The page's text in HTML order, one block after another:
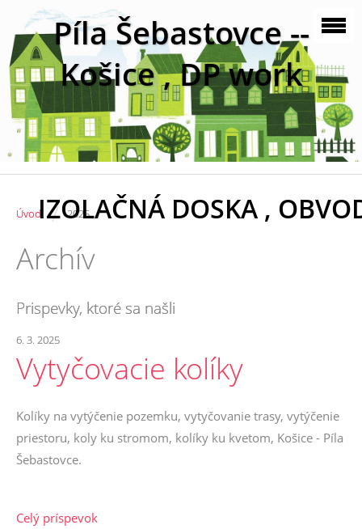
Píla Šebastovce --
Košice , DP work
Úvod / 2025
Archív
Prispevky, ktoré sa našli
6. 3. 2025
Vytyčovacie kolíky
Kolíky na vytýčenie pozemku, vytyčovanie trasy, vytýčenie
priestoru, koly ku stromom, kolíky ku kvetom, Košice - Píla
Šebastovce.
Celý príspevok
IZOLAČNÁ DOSKA ,